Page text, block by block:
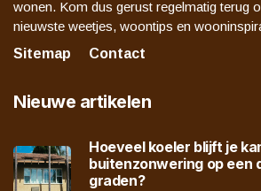
wonen. Kom dus gerust regelmatig terug
nieuwste weetjes, woontips en
Sitemap
Contact
Nieuwe artikelen
Hoeveel koeler blijft je
buitenzonwering op een
graden?